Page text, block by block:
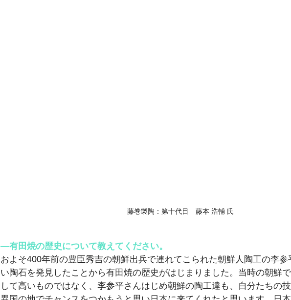
藤巻製陶：第十代目　藤本 浩輔 氏
―有田焼の歴史について教えてください。
およそ400年前の豊臣秀吉の朝鮮出兵で連れてこられた朝鮮人陶工の李参
い陶石を発見したことから有田焼の歴史がはじまりました。当時の朝鮮
して高いものではなく、李参平さんはじめ朝鮮の陶工達も、自分たちの